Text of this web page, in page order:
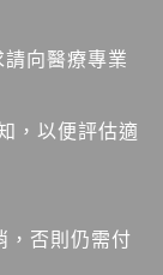
向醫療專業
，以便評估適
，否則仍需付